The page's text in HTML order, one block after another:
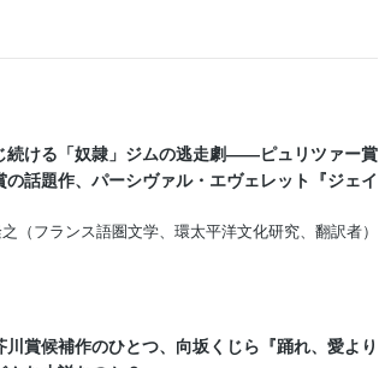
続ける「奴隷」ジムの逃走劇――ピュリツァー賞
の話題作、パーシヴァル・エヴェレット『ジェイ
（フランス語圏文学、環太平洋文化研究、翻訳者）
川賞候補作のひとつ、向坂くじら『踊れ、愛より